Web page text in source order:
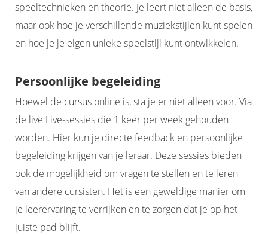
speeltechnieken en theorie. Je leert niet alleen de basis,
maar ook hoe je verschillende muziekstijlen kunt spelen
en hoe je je eigen unieke speelstijl kunt ontwikkelen.
Persoonlijke begeleiding
Hoewel de cursus online is, sta je er niet alleen voor. Via
de live Live-sessies die 1 keer per week gehouden
worden. Hier kun je directe feedback en persoonlijke
begeleiding krijgen van je leraar. Deze sessies bieden
ook de mogelijkheid om vragen te stellen en te leren
van andere cursisten. Het is een geweldige manier om
je leerervaring te verrijken en te zorgen dat je op het
juiste pad blijft.